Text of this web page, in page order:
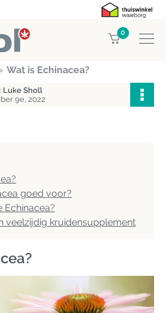
0
Wat is Echinacea?
Luke Sholl
9e, 2022
goed voor?
Echinacea?
veelzijdig kruidensupplement